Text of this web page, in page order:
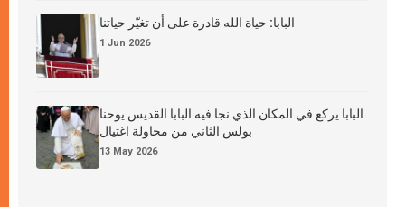
البابا: حياة الله قادرة على أن تغيّر حياتنا
1 Jun 2026
البابا يركع في المكان الذي نجا فيه البابا القديس يوحنا
بولس الثاني من محاولة اغتيال
13 May 2026